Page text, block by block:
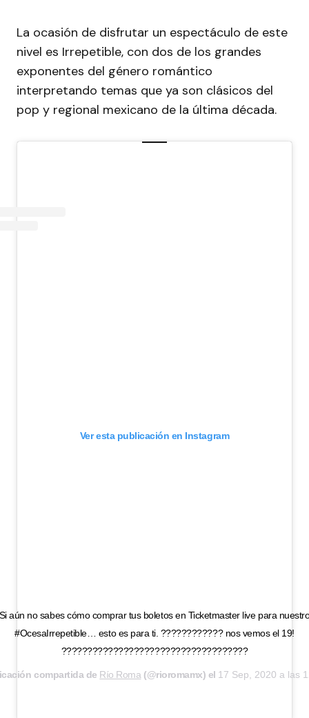
La ocasión de disfrutar un espectáculo de este
nivel es Irrepetible, con dos de los grandes
exponentes del género romántico
interpretando temas que ya son clásicos del
pop y regional mexicano de la última década.
Ver esta publicación en Instagram
aún no sabes cómo comprar tus boletos en Ticketmaster live para
#OcesaIrrepetible… esto es para ti. ???????????? nos vemos el 19!
????????????????????????????????????
compartida de Río Roma (@rioromamx) el 17 Sep, 2020 a las